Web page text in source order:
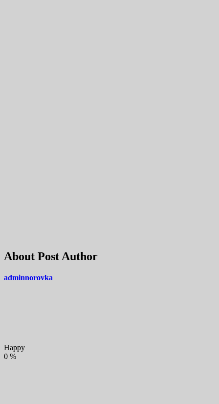
About Post Author
adminnorovka
Happy
0 %